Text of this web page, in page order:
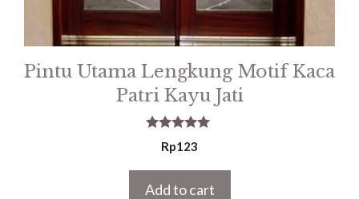
Pintu Utama Lengkung Motif Kaca
Patri Kayu Jati
5.00
out of 5
Rp123
Add to cart